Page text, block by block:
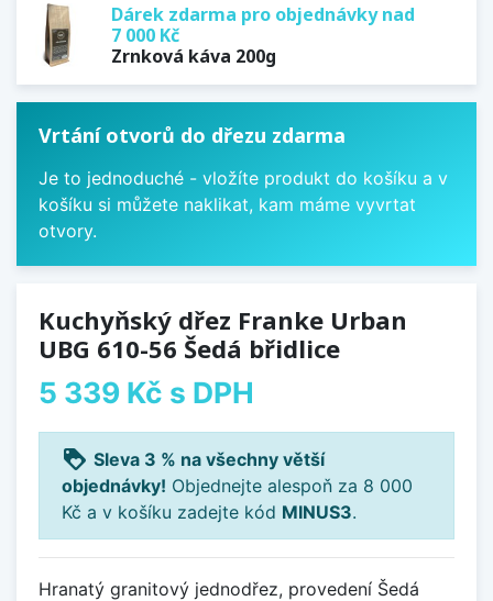
Dárek zdarma pro objednávky nad
7 000 Kč
Zrnková káva 200g
Vrtání otvorů do dřezu zdarma
Je to jednoduché - vložíte produkt do košíku a v
košíku si můžete naklikat, kam máme vyvrtat
otvory.
Kuchyňský dřez Franke Urban
UBG 610-56 Šedá břidlice
5 339 Kč s DPH
loyalty Sleva 3 % na všechny větší
objednávky! Objednejte alespoň za 8 000
Kč a v košíku zadejte kód MINUS3.
Hranatý granitový jednodřez, provedení Šedá